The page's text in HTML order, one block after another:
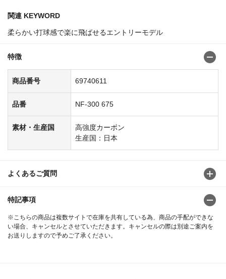
関連 KEYWORD
柔らかい打球感で楽に飛ばせるエントリーモデル
特徴
商品番号 69740611
品番 NF-300 675
素材・生産国
高強度カーボン
生産国：日本
よくあるご質問
特記事項
※こちらの商品は複数サイトで在庫を共有している為、商品の手配ができな
い場合、キャンセルとさせていただきます。キャンセルの際は別途ご案内を
お送りしますので予めご了承ください。